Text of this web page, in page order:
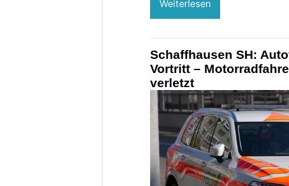
Weiterlesen
Schaffhausen SH:
Vortritt –
verletzt